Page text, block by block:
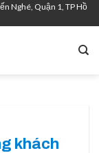
Nghé, Quận 1, TP Hồ
khách